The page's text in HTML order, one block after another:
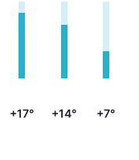
+17° +14° +7°